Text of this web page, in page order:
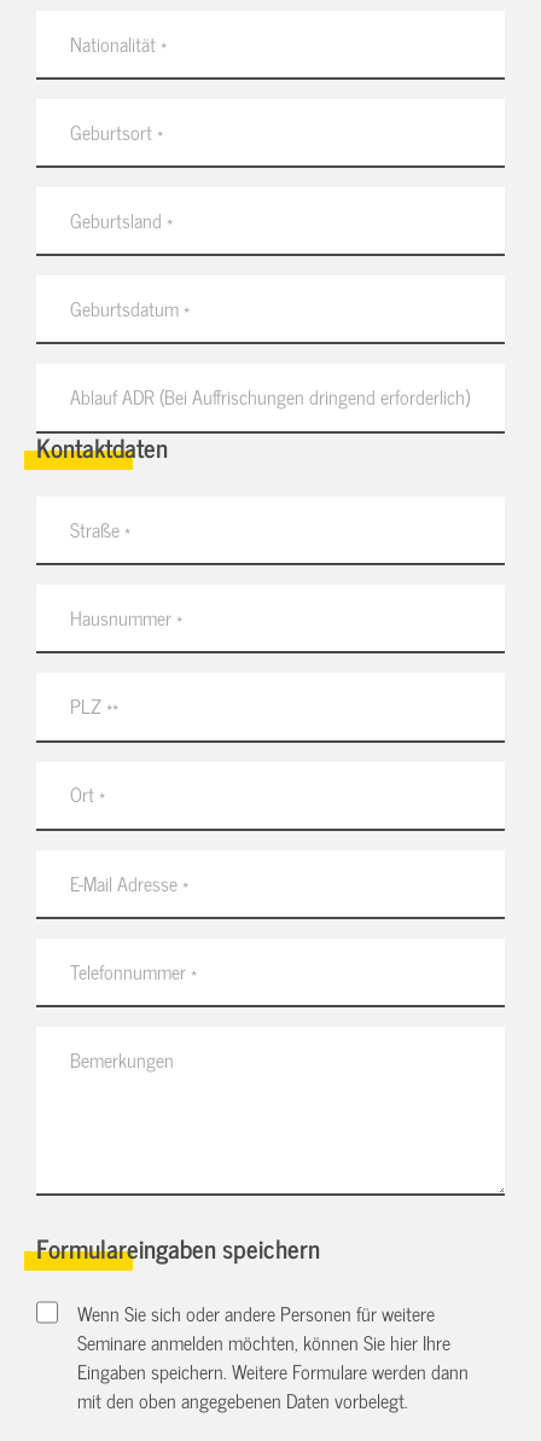
Kontaktdaten
Formulareingaben speichern
Wenn Sie sich oder andere Personen für weitere
Seminare anmelden möchten, können Sie hier Ihre
Eingaben speichern. Weitere Formulare werden dann
mit den oben angegebenen Daten vorbelegt.